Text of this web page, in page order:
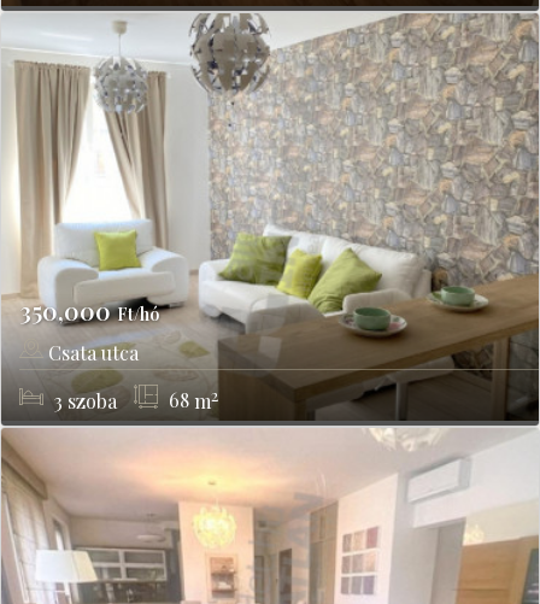
350,000Ft/hó
Csata utca
Budapest, XIII kerület
3szoba 68m2